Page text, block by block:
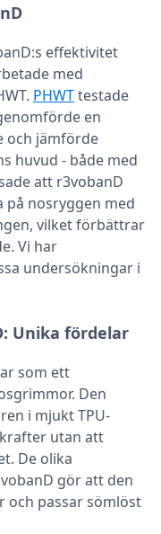
effektivitet
med
PHWTtestade
en
och jämförde
huvud - både med
att r3vobanD
nosryggen med
vilket förbättrar
Vi har
undersökningar i
Unika fördelar
som ett
Den
i mjukt TPU-
utan att
De olika
gör att den
och passar sömlöst